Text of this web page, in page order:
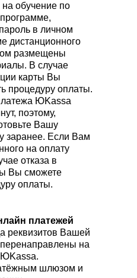
платежей
реквизитов Вашей
на
шлюзом и
на обучение по
в личном
дистанционного
размещены
В случае
карты Вы
процедуру оплаты.
ЮKassa
поэтому,
Вашу
заранее. Если Вам
на оплату
отказа в
Вы сможете
оплаты.